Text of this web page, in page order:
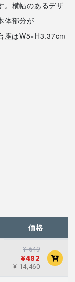
。横幅のあるデザ
体部分が
座はW5×H3.37cm
価格
¥ 649
¥482
¥ 14,460